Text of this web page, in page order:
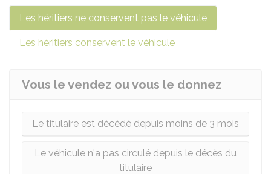
Les héritiers ne conservent pas le véhicule
Les héritiers conservent le véhicule
Vous le vendez ou vous le donnez
Le titulaire est décédé depuis moins de 3 mois
Le véhicule n'a pas circulé depuis le décès du
titulaire